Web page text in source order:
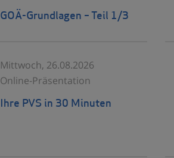
GOÄ-Grundlagen – Teil 1/3
Mittwoch, 26.08.2026
Online-Präsentation
Ihre PVS in 30 Minuten